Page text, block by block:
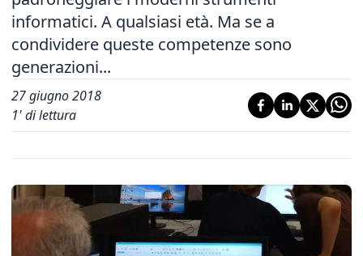
informatici. A qualsiasi età. Ma se a
condividere queste competenze sono
generazioni...
27 giugno 2018
1' di lettura